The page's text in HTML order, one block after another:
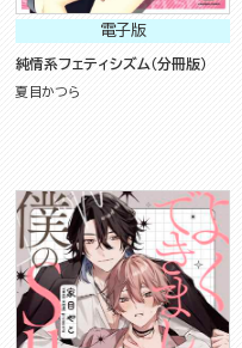
電子版
純情系フェティシズム（分冊版）
夏目かつら